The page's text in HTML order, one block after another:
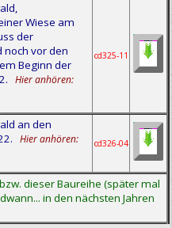
Wiese am
der
noch vor den
Beginn der
Hier anhören:
cd325-11
an den
Hier anhören: cd326-04
dieser Baureihe (später mal
in den nächsten Jahren